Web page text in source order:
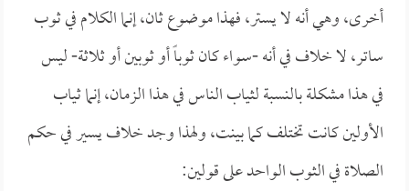
أخرى، وهي أنه لا يستر، فهذا موضوع ثان، إنما الكلام في ثوب
ساتر، لا خلاف في أنه -سواء كان ثوباً أو ثوبين أو ثلاثة- ليس
في هذا مشكلة بالنسبة لثياب الناس في هذا الزمان، إنما ثياب
الأولين كانت تختلف كما بينت، ولهذا وجد خلاف يسير في حكم
الصلاة في الثوب الواحد على قولين: